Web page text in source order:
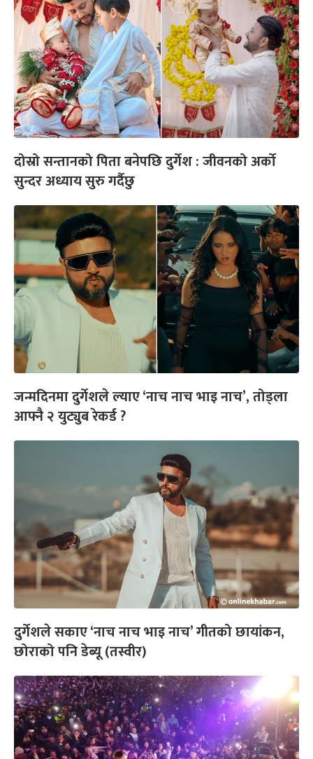
दोस्रो सन्तानको पिता बनेपछि दुर्गेश : जीवनको अर्को
सुन्दर अध्याय सुरु गर्दैछु
जन्मदिनमा दुर्गेशले ल्याए ‘नाच नाच भाइ नाच’, तोड्ला
आफ्नै २ युट्युब रेकर्ड ?
दुर्गेशले सकाए ‘नाच नाच भाइ नाच’ गीतको छायांकन,
छोराको पनि डेब्यू (तस्वीर)